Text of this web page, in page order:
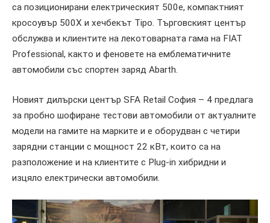
са позиционирани електрическият 500е, компактният
кросоувър 500Х и хечбекът Tipo. Търговският център
обслужва и клиентите на лекотоварната гама на FIAT
Professional, както и феновете на емблематичните
автомобили със спортен заряд Abarth.
Новият дилърски център SFA Retail София – 4 предлага
за пробно шофиране тестови автомобили от актуалните
модели на гамите на марките и е оборудван с четири
зарядни станции с мощност 22 кВт, които са на
разположение и на клиентите с Plug-in хибридни и
изцяло електрически автомобили.